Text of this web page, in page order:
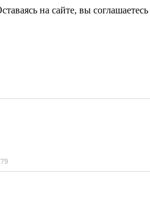
на сайте, вы соглашаетесь